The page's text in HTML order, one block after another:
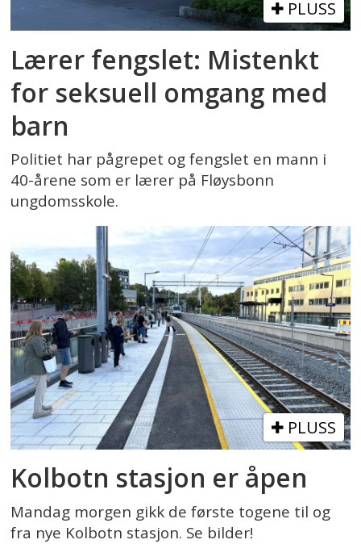
PLUSS
Lærer fengslet: Mistenkt
for seksuell omgang med
barn
Politiet har pågrepet og fengslet en mann i
40-årene som er lærer på Fløysbonn
ungdomsskole.
PLUSS
Kolbotn stasjon er åpen
Mandag morgen gikk de første togene til og
fra nye Kolbotn stasjon. Se bilder!